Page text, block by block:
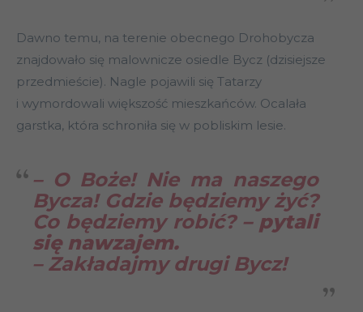
Dawno temu, na terenie obecnego Drohobycza
znajdowało się malownicze osiedle Bycz (dzisiejsze
przedmieście). Nagle pojawili się Tatarzy
i wymordowali większość mieszkańców. Ocalała
garstka, która schroniła się w pobliskim lesie.
– O Boże! Nie ma naszego
Bycza! Gdzie będziemy żyć?
Co będziemy robić? – pytali
się nawzajem.
– Zakładajmy drugi Bycz!